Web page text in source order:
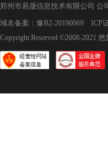
郑州市易晟信息技术有限公司 公
域名备案： 豫B2-20190069 ICP
Copyright Reserved ©2008-2021 悠